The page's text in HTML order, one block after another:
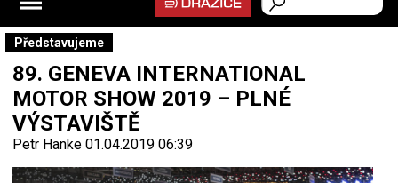
Představujeme
89. GENEVA INTERNATIONAL
MOTOR SHOW 2019 – PLNÉ
VÝSTAVIŠTĚ
Petr Hanke 01.04.2019 06:39